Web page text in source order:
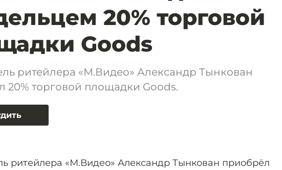
20% торговой
Goods
ритейлера «М.Видео» Александр Тынкован
20% торговой площадки Goods.
ритейлера «М.Видео» Александр Тынкован приобрёл